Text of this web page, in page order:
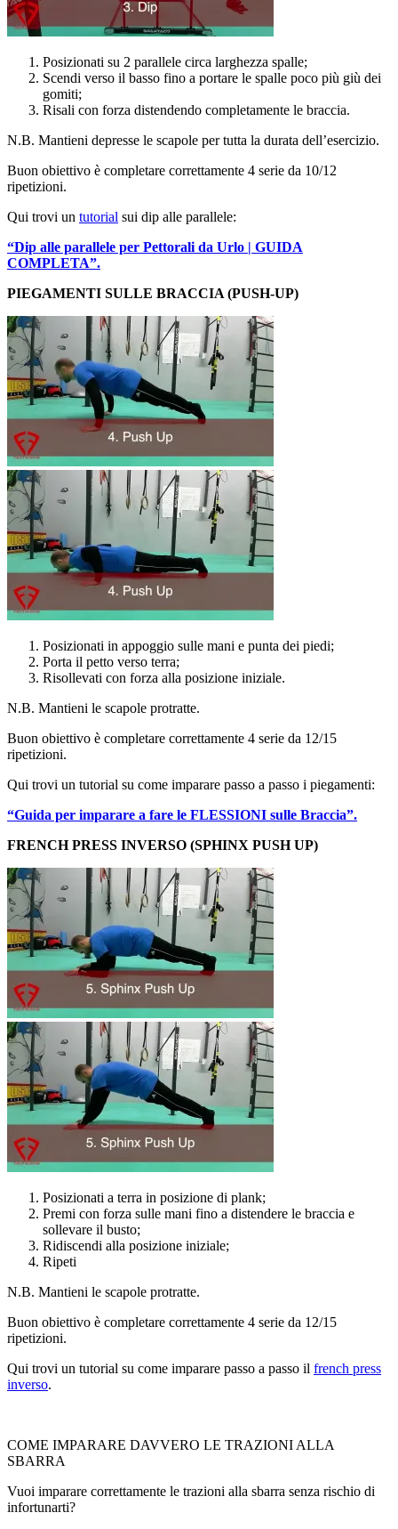
Posizionati su 2 parallele circa larghezza spalle;
Scendi verso il basso fino a portare le spalle poco più giù dei
gomiti;
Risali con forza distendendo completamente le braccia.
N.B. Mantieni depresse le scapole per tutta la durata dell’esercizio.
Buon obiettivo è completare correttamente 4 serie da 10/12
ripetizioni.
Qui trovi un tutorial sui dip alle parallele:
“Dip alle parallele per Pettorali da Urlo | GUIDA
COMPLETA”.
PIEGAMENTI SULLE BRACCIA (PUSH-UP)
Posizionati in appoggio sulle mani e punta dei piedi;
Porta il petto verso terra;
Risollevati con forza alla posizione iniziale.
N.B. Mantieni le scapole protratte.
Buon obiettivo è completare correttamente 4 serie da 12/15
ripetizioni.
Qui trovi un tutorial su come imparare passo a passo i piegamenti:
“Guida per imparare a fare le FLESSIONI sulle Braccia”.
FRENCH PRESS INVERSO (SPHINX PUSH UP)
Posizionati a terra in posizione di plank;
Premi con forza sulle mani fino a distendere le braccia e
sollevare il busto;
Ridiscendi alla posizione iniziale;
Ripeti
N.B. Mantieni le scapole protratte.
Buon obiettivo è completare correttamente 4 serie da 12/15
ripetizioni.
Qui trovi un tutorial su come imparare passo a passo il french press
inverso.
COME IMPARARE DAVVERO LE TRAZIONI ALLA
SBARRA
Vuoi imparare correttamente le trazioni alla sbarra senza rischio di
infortunarti?